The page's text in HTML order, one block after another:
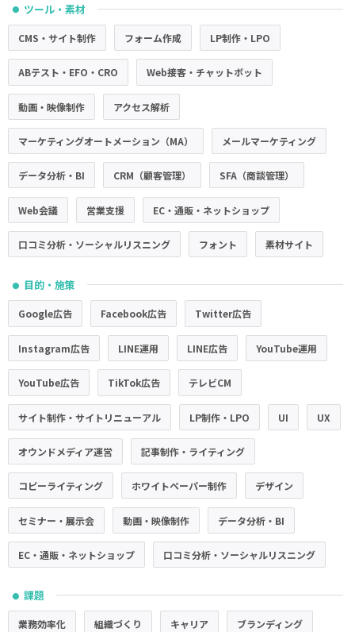
● ツール・素材
CMS・サイト制作 フォーム作成 LP制作・LPO
ABテスト・EFO・CRO Web接客・チャットボット
動画・映像制作 アクセス解析
マーケティングオートメーション（MA） メールマーケティング
データ分析・BI CRM（顧客管理） SFA（商談管理）
Web会議 営業支援 EC・通販・ネットショップ
口コミ分析・ソーシャルリスニング フォント 素材サイト
● 目的・施策
Google広告 Facebook広告 Twitter広告
Instagram広告 LINE運用 LINE広告 YouTube運用
YouTube広告 TikTok広告 テレビCM
サイト制作・サイトリニューアル LP制作・LPO UI UX
オウンドメディア運営 記事制作・ライティング
コピーライティング ホワイトペーパー制作 デザイン
セミナー・展示会 動画・映像制作 データ分析・BI
EC・通販・ネットショップ 口コミ分析・ソーシャルリスニング
● 課題
業務効率化 組織づくり キャリア ブランディング